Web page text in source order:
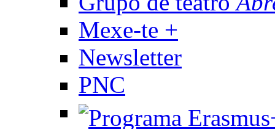
Mexe-te +
Newsletter
PNC